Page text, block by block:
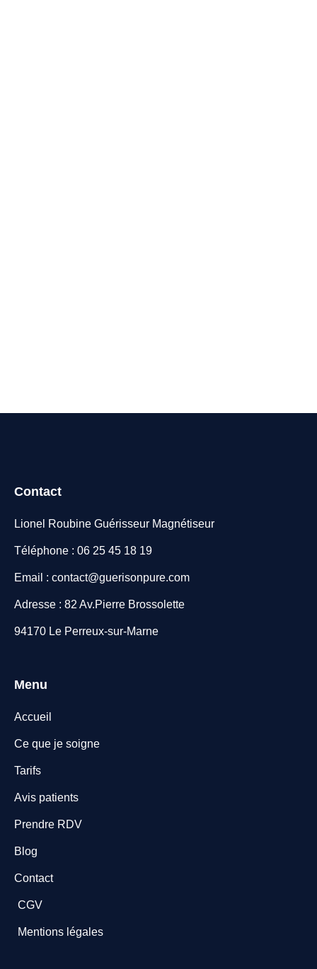
Contact
Lionel Roubine Guérisseur Magnétiseur
Téléphone : 06 25 45 18 19
Email : contact@guerisonpure.com
Adresse : 82 Av.Pierre Brossolette
94170 Le Perreux-sur-Marne
Menu
Accueil
Ce que je soigne
Tarifs
Avis patients
Prendre RDV
Blog
Contact
CGV
Mentions légales